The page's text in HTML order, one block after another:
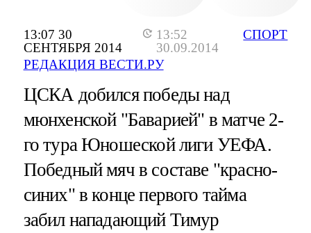
13:07 30
СЕНТЯБРЯ 2014
13:52
30.09.2014
РЕДАКЦИЯ ВЕСТИ.РУ
СПОРТ
ЦСКА добился победы над
мюнхенской "Баварией" в матче 2-
го тура Юношеской лиги УЕФА.
Победный мяч в составе "красно-
синих" в конце первого тайма
забил нападающий Тимур